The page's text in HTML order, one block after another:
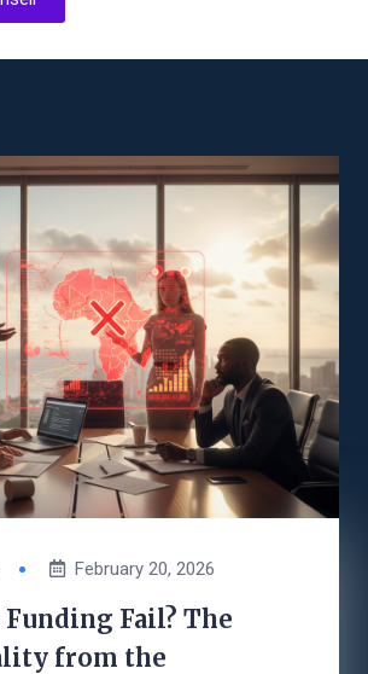
February 20, 2026
Funding Fail? The
from the